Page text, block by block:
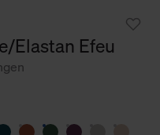
Elastan Efeu